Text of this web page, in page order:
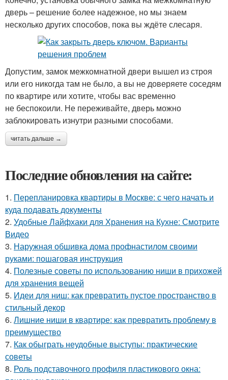
дверь – решение более надежное, но мы знаем
несколько других способов, пока вы ждёте слесаря.
Допустим, замок межкомнатной двери вышел из строя
или его никогда там не было, а вы не доверяете соседям
по квартире или хотите, чтобы вас временно
не беспокоили. Не переживайте, дверь можно
заблокировать изнутри разными способами.
читать дальше →
Последние обновления на сайте:
1. Перепланировка квартиры в Москве: с чего начать и
куда подавать документы
2. Удобные Лайфхаки для Хранения на Кухне: Смотрите
Видео
3. Наружная обшивка дома профнастилом своими
руками: пошаговая инструкция
4. Полезные советы по использованию ниши в прихожей
для хранения вещей
5. Идеи для ниш: как превратить пустое пространство в
стильный декор
6. Лишние ниши в квартире: как превратить проблему в
преимущество
7. Как обыграть неудобные выступы: практические
советы
8. Роль подставочного профиля пластикового окна: